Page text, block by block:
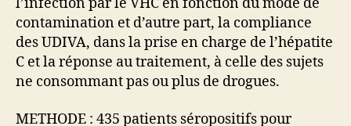
l’infection par le VHC en fonction du mode de
contamination et d’autre part, la compliance
des UDIVA, dans la prise en charge de l’hépatite
C et la réponse au traitement, à celle des sujets
ne consommant pas ou plus de drogues.
METHODE : 435 patients séropositifs pour